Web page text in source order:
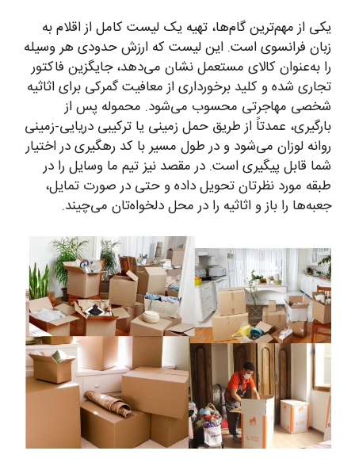
یکی از مهم‌ترین گام‌ها، تهیه یک لیست کامل از اقلام به
زبان فرانسوی است. این لیست که ارزش حدودی هر وسیله
را به‌عنوان کالای مستعمل نشان می‌دهد، جایگزین فاکتور
تجاری شده و کلید برخورداری از معافیت گمرکی برای اثاثیه
شخصی مهاجرتی محسوب می‌شود. محموله پس از
بارگیری، عمدتاً از طریق حمل زمینی یا ترکیبی دریایی-زمینی
روانه لوزان می‌شود و در طول مسیر با کد رهگیری در اختیار
شما قابل پیگیری است. در مقصد نیز تیم ما وسایل را در
طبقه مورد نظرتان تحویل داده و حتی در صورت تمایل،
جعبه‌ها را باز و اثاثیه را در محل دلخواه‌تان می‌چیند.